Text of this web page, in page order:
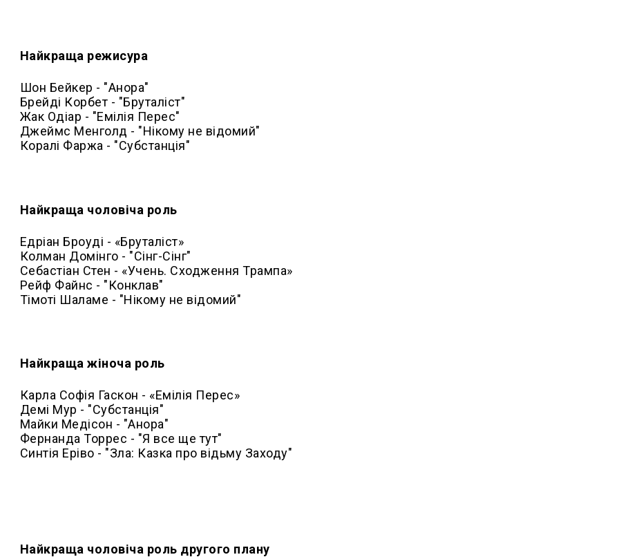
Найкраща режисура
Шон Бейкер - "Анора"
Брейді Корбет - "Бруталіст"
Жак Одіар - "Емілія Перес"
Джеймс Менголд - "Нікому не відомий"
Коралі Фаржа - "Субстанція"
Найкраща чоловіча роль
Едріан Броуді - «Бруталіст»
Колман Домінго - "Сінг-Сінг"
Себастіан Стен - «Учень. Сходження Трампа»
Рейф Файнс - "Конклав"
Тімоті Шаламе - "Нікому не відомий"
Найкраща жіноча роль
Карла Софія Гаскон - «Емілія Перес»
Демі Мур - "Субстанція"
Майки Медісон - "Анора"
Фернанда Торрес - "Я все ще тут"
Синтія Еріво - "Зла: Казка про відьму Заходу"
Найкраща чоловіча роль другого плану